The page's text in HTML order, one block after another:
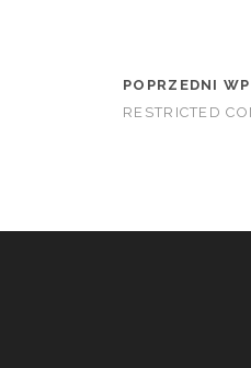
POPRZEDNI
RESTRICTED